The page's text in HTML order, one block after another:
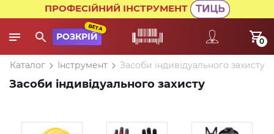
ПРОФЕСІЙНИЙ ІНСТРУМЕНТ
РОЗКРІЙ
BETA
0
Каталог Інструмент Засоби індивідуального захисту
Засоби індивідуального захисту